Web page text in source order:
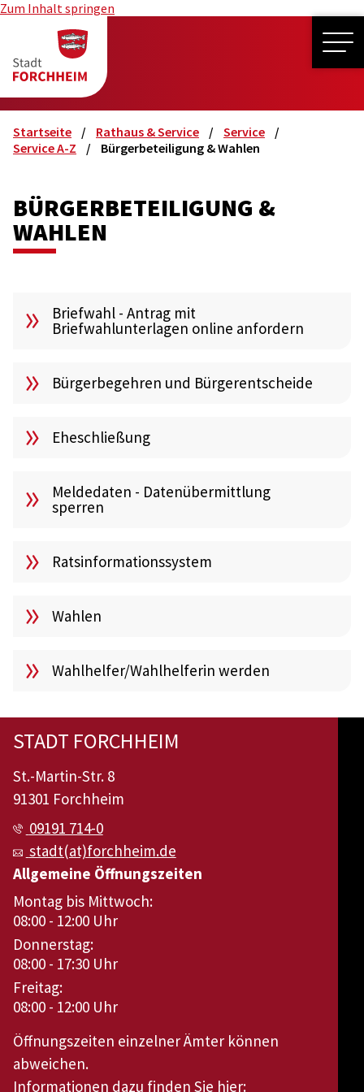
Zum Inhalt springen
Startseite Rathaus & Service
Service
Service A-Z
Bürgerbeteiligung & Wahlen
BÜRGERBETEILIGUNG &
WAHLEN
Briefwahl - Antrag mit
Briefwahlunterlagen online anfordern
Bürgerbegehren und Bürgerentscheide
Eheschließung
Meldedaten - Datenübermittlung
sperren
Ratsinformationssystem
Wahlen
Wahlhelfer/Wahlhelferin werden
STADT FORCHHEIM
St.-Martin-Str. 8
91301 Forchheim
09191 714-0
stadt(at)forchheim.de
Allgemeine Öffnungszeiten
Montag bis Mittwoch:
08:00 - 12:00 Uhr
Donnerstag:
08:00 - 17:30 Uhr
Freitag:
08:00 - 12:00 Uhr
Öffnungszeiten einzelner Ämter können
abweichen.
Informationen dazu finden Sie hier: